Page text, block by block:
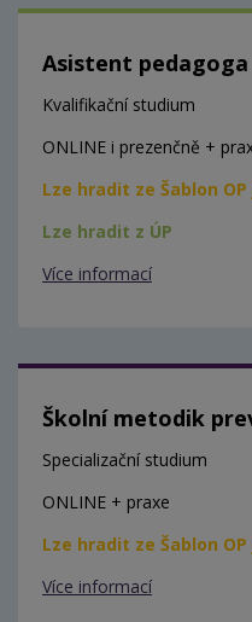
Asistent pedagoga
Kvalifikační studium
ONLINE i prezenčně +
Lze hradit ze Šablon OP
Lze hradit z ÚP
Více informací
Školní metodik
Specializační studium
ONLINE + praxe
Lze hradit ze Šablon OP
Více informací